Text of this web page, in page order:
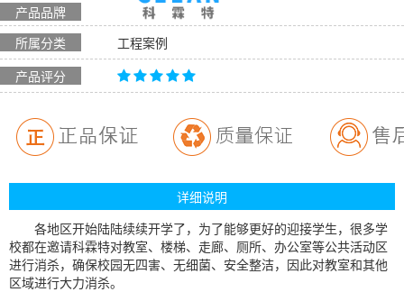
产品品牌
所属分类
工程案例
产品评分
详细说明
各地区开始陆陆续续开学了，为了能够更好的迎接学生，很多学
校都在邀请科霖特对教室、楼梯、走廊、厕所、办公室等公共活动区
进行消杀，确保校园无四害、无细菌、安全整洁，因此对教室和其他
区域进行大力消杀。